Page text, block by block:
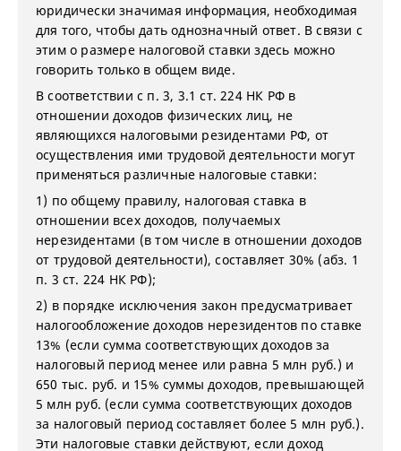
юридически значимая информация, необходимая
для того, чтобы дать однозначный ответ. В связи с
этим о размере налоговой ставки здесь можно
говорить только в общем виде.
В соответствии с п. 3, 3.1 ст. 224 НК РФ в
отношении доходов физических лиц, не
являющихся налоговыми резидентами РФ, от
осуществления ими трудовой деятельности могут
применяться различные налоговые ставки:
1) по общему правилу, налоговая ставка в
отношении всех доходов, получаемых
нерезидентами (в том числе в отношении доходов
от трудовой деятельности), составляет 30% (абз. 1
п. 3 ст. 224 НК РФ);
2) в порядке исключения закон предусматривает
налогообложение доходов нерезидентов по ставке
13% (если сумма соответствующих доходов за
налоговый период менее или равна 5 млн руб.) и
650 тыс. руб. и 15% суммы доходов, превышающей
5 млн руб. (если сумма соответствующих доходов
за налоговый период составляет более 5 млн руб.).
Эти налоговые ставки действуют, если доход